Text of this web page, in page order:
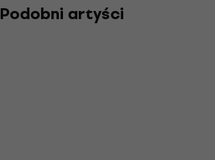
Podobni artyści